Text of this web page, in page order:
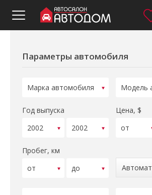
Параметры автомобиля
Год выпуска Цена, $
Пробег, км
Автомат